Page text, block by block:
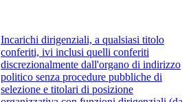
Incarichi dirigenziali, a qualsiasi titolo
conferiti, ivi inclusi quelli conferiti
discrezionalmente dall'organo di indirizzo
politico senza procedure pubbliche di
selezione e titolari di posizione